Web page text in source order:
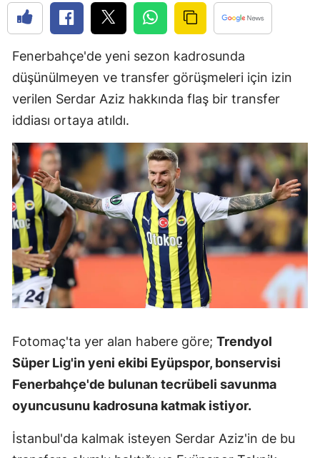
Çankırı
Çorum
Diyarbakır
Elazığ
Erzincan
Erzurum
Eskişehir
Gaziantep
Giresun
Hakkari
Hatay
Mersin
Fenerbahçe'de yeni sezon kadrosunda
düşünülmeyen ve transfer görüşmeleri için izin
verilen Serdar Aziz hakkında flaş bir transfer
iddiası ortaya atıldı.
Fotomaç'ta yer alan habere göre; Trendyol
Süper Lig'in yeni ekibi Eyüpspor, bonservisi
Fenerbahçe'de bulunan tecrübeli savunma
oyuncusunu kadrosuna katmak istiyor.
İstanbul'da kalmak isteyen Serdar Aziz'in de bu